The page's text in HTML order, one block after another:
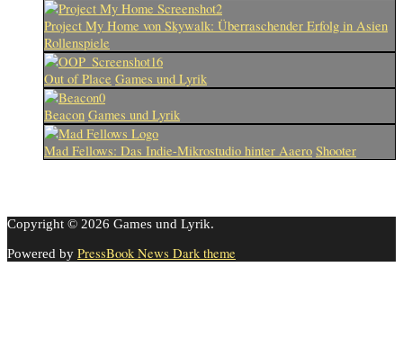
Project My Home von Skywalk: Überraschender Erfolg in Asien
Rollenspiele
Out of Place Games und Lyrik
Beacon Games und Lyrik
Mad Fellows: Das Indie-Mikrostudio hinter Aaero Shooter
Copyright © 2026 Games und Lyrik.
Powered by PressBook News Dark theme